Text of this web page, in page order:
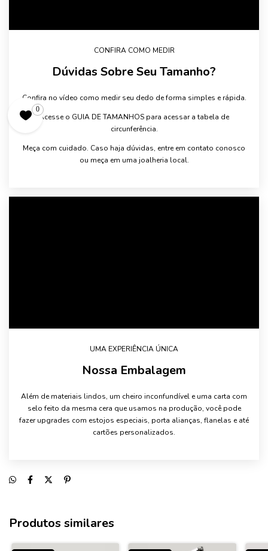
CONFIRA COMO MEDIR
Dúvidas Sobre Seu Tamanho?
Confira no vídeo como medir seu dedo de forma simples e rápida.
Acesse o GUIA DE TAMANHOS para acessar a tabela de
circunferência.
Meça com cuidado. Caso haja dúvidas, entre em contato conosco
ou meça em uma joalheria local.
UMA EXPERIÊNCIA ÚNICA
Nossa Embalagem
Além de materiais lindos, um cheiro inconfundível e uma carta com
selo feito da mesma cera que usamos na produção, você pode
fazer upgrades com estojos especiais, porta alianças, flanelas e até
cartões personalizados.
Produtos similares
0